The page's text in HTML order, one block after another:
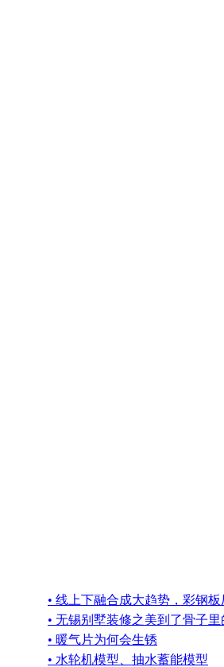
• 线上下融合成大趋势，彩钢
• 无锡别墅装修之美到了骨子
• 暖气片为何会生锈
• 水轮机模型、抽水蓄能模型